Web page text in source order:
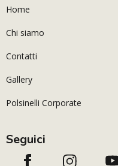
Home
Chi siamo
Contatti
Gallery
Polsinelli Corporate
Seguici